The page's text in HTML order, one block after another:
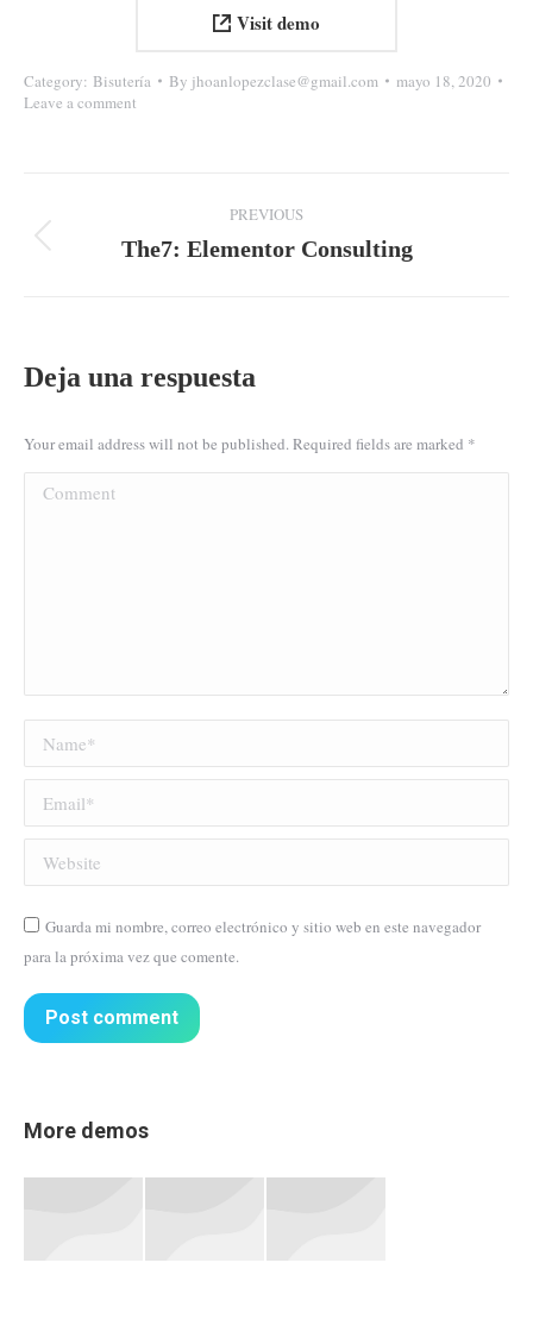
Visit demo
Category: Bisutería By jhoanlopezclase@gmail.com
mayo 18, 2020
Leave a comment
entre
PREVIOUS
Proyecto
The7: Elementor Consulting
Deja una respuesta
Your email address will not be published. Required fields are marked *
Comment
Name *
Email *
Website
Guarda mi nombre, correo electrónico y sitio web en este navegador
para la próxima vez que comente.
Post comment
More demos